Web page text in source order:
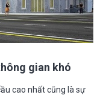
gian khó
cao nhất cũng là sự